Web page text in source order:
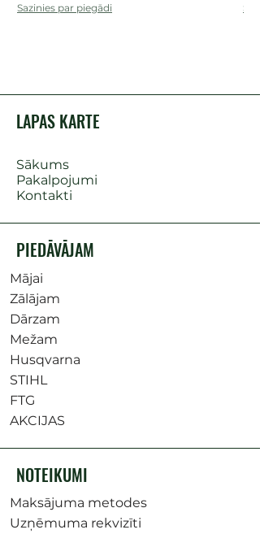
Sazinies par piegādi
LAPAS KARTE
Sākums
Pakalpojumi
Kontakti
PIEDĀVĀJAM
Mājai
Zālājam
Dārzam
Mežam
Husqvarna
STIHL
FTG
AKCIJAS
NOTEIKUMI
Maksājuma metodes
Uzņēmuma rekvizīti